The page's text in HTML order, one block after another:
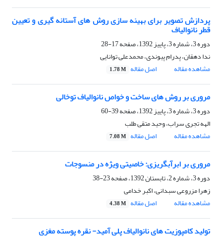
پردازش تصویر برای بهینه سازی روش های آستانه گیری و تعیین
قطر نانوالیاف
دوره 3، شماره 3، پاییز 1392، صفحه
17-28
ندا دهقان، پدرام پیوندی، محمدعلی توانایی
مشاهده مقاله
اصل مقاله 1.78 M
مروری بر روش های ساخت و خواص نانوالیاف توخالی
دوره 3، شماره 3، پاییز 1392، صفحه
39-60
الهه تجری سراب، وحید متقی طلب
مشاهده مقاله
اصل مقاله 7.08 M
مروری بر ابرآبگریزی: خاصیتی ویژه در منسوجات
دوره 3، شماره 2، تابستان 1392، صفحه
23-38
زهرا مزروعی سبدانی، اکبر خدامی
مشاهده مقاله
اصل مقاله 4.38 M
تولید کامپوزیت های نانوالیاف پلی آمید- نقره پوسته مغزی